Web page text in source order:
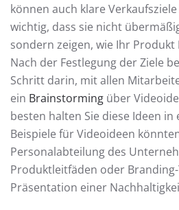
können auch klare
wichtig, dass sie nicht
sondern zeigen, wie Ihr
Nach der Festlegung der Ziele
Schritt darin, mit allen
ein Brainstorming über
besten halten Sie diese Ideen
Beispiele für Videoideen
Personalabteilung des
Produktleitfäden oder
Präsentation einer